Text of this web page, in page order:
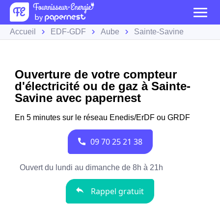
Accueil EDF-GDF Aube Sainte-Savine